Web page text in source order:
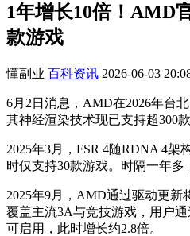
1年增长10倍！AMD
款游戏
懂副业 百科资讯 2026-06-03
6月2日消息，AMD在2026年台
其神经渲染技术现已支持超300款
2025年3月，FSR 4随RDNA 4架
时仅支持30款游戏。时隔一年多
2025年9月，AMD通过驱动更新
覆盖主流3A与竞技游戏，用户
可启用，此时增长约2.8倍。